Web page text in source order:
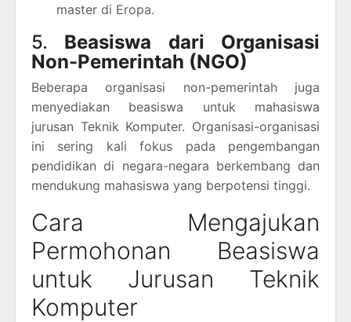
master di Eropa.
5. Beasiswa dari Organisasi
Non-Pemerintah (NGO)
Beberapa organisasi non-pemerintah juga
menyediakan beasiswa untuk mahasiswa
jurusan Teknik Komputer. Organisasi-organisasi
ini sering kali fokus pada pengembangan
pendidikan di negara-negara berkembang dan
mendukung mahasiswa yang berpotensi tinggi.
Cara Mengajukan
Permohonan Beasiswa
untuk Jurusan Teknik
Komputer